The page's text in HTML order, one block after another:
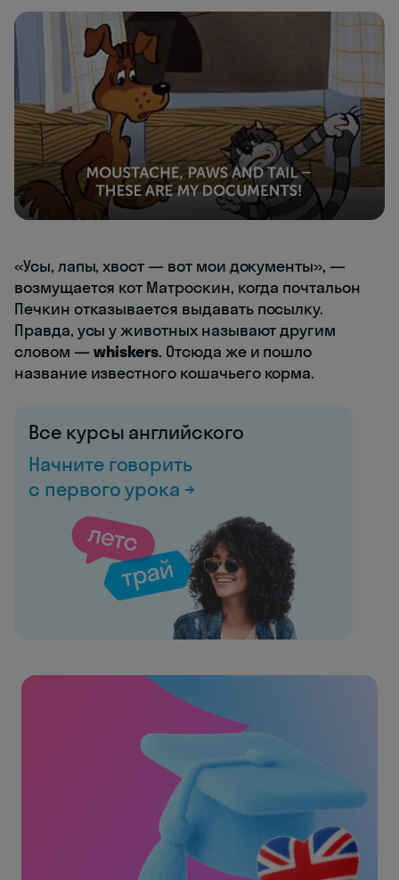
«Усы, лапы, хвост — вот мои документы», —
возмущается кот Матроскин, когда почтальон
Печкин отказывается выдавать посылку.
Правда, усы у животных называют другим
словом — whiskers. Отсюда же и пошло
название известного кошачьего корма.
Все курсы английского
Начните говорить
с первого урока →